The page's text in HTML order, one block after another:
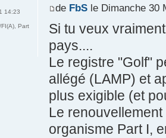
de FbSle Dimanche 30
Si tu veux
pays....
Le registre "Golf"
allégé (LAMP) et
plus exigible (et
Le
organisme Part I,
14:23
Part